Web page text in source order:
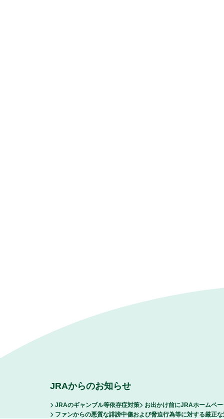
JRAからのお知らせ
JRAのギャンブル等依存症対策
お出かけ前にJRAホームペ
ファンからの悪質な誹謗中傷および脅迫行為等に対する厳正